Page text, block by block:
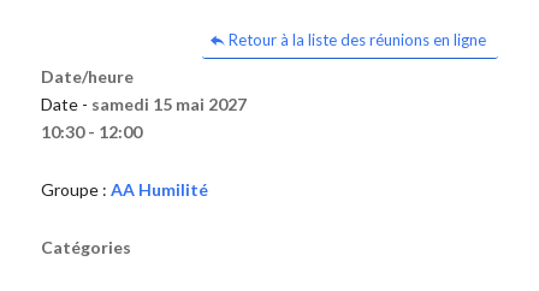
Retour à la liste des réunions en ligne
Date/heure
Date - samedi 15 mai 2027
10:30 - 12:00
Groupe : AA Humilité
Catégories